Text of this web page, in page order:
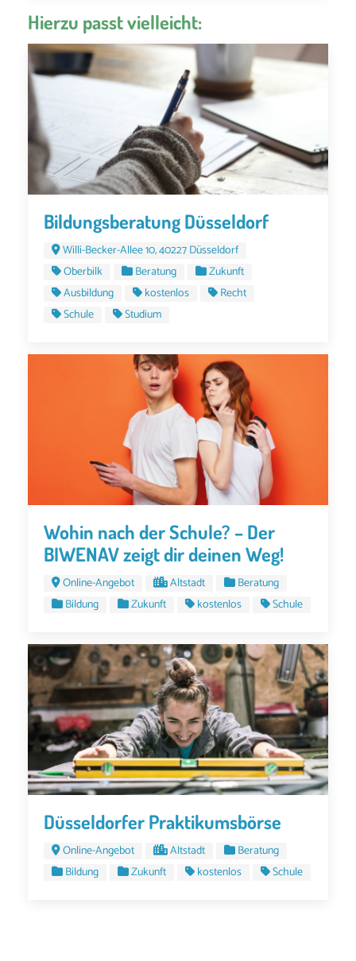
Hierzu passt vielleicht:
Bildungsberatung Düsseldorf
Willi-Becker-Allee 10, 40227 Düsseldorf
Oberbilk
Beratung
Zukunft
Ausbildung
kostenlos
Recht
Schule
Studium
Wohin nach der Schule? – Der
BIWENAV zeigt dir deinen Weg!
Online-Angebot Altstadt
Beratung
Bildung
Zukunft kostenlos Schule
Düsseldorfer Praktikumsbörse
Online-Angebot Altstadt
Beratung
Bildung
Zukunft kostenlos Schule